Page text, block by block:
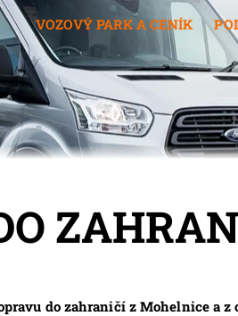
VOZOVÝ PARK A CENÍK
do zahraničí z Mohelnice a z